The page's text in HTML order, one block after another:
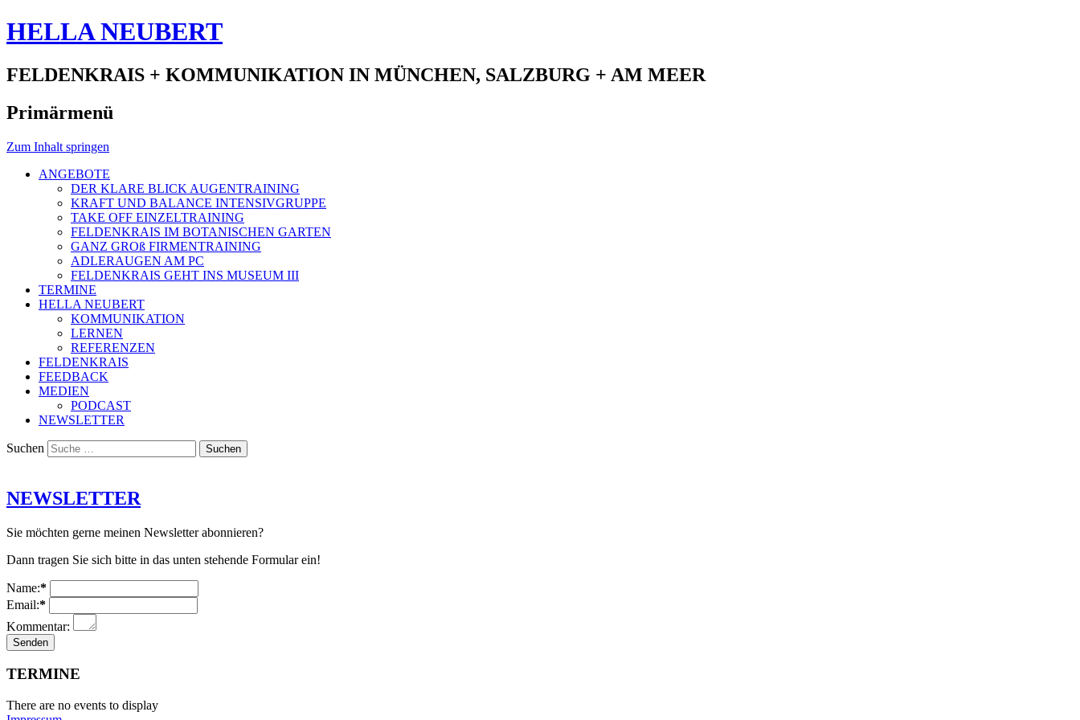
HELLA NEUBERT
FELDENKRAIS + KOMMUNIKATION IN MÜNCHEN, SALZBURG + AM MEER
Primärmenü
Zum Inhalt springen
ANGEBOTE
DER KLARE BLICK AUGENTRAINING
KRAFT UND BALANCE INTENSIVGRUPPE
TAKE OFF EINZELTRAINING
FELDENKRAIS IM BOTANISCHEN GARTEN
GANZ GROß FIRMENTRAINING
ADLERAUGEN AM PC
FELDENKRAIS GEHT INS MUSEUM III
TERMINE
HELLA NEUBERT
KOMMUNIKATION
LERNEN
REFERENZEN
FELDENKRAIS
FEEDBACK
MEDIEN
PODCAST
NEWSLETTER
Suchen
NEWSLETTER
Sie möchten gerne meinen Newsletter abonnieren?
Dann tragen Sie sich bitte in das unten stehende Formular ein!
Name:*
Email:*
Kommentar:
TERMINE
There are no events to display